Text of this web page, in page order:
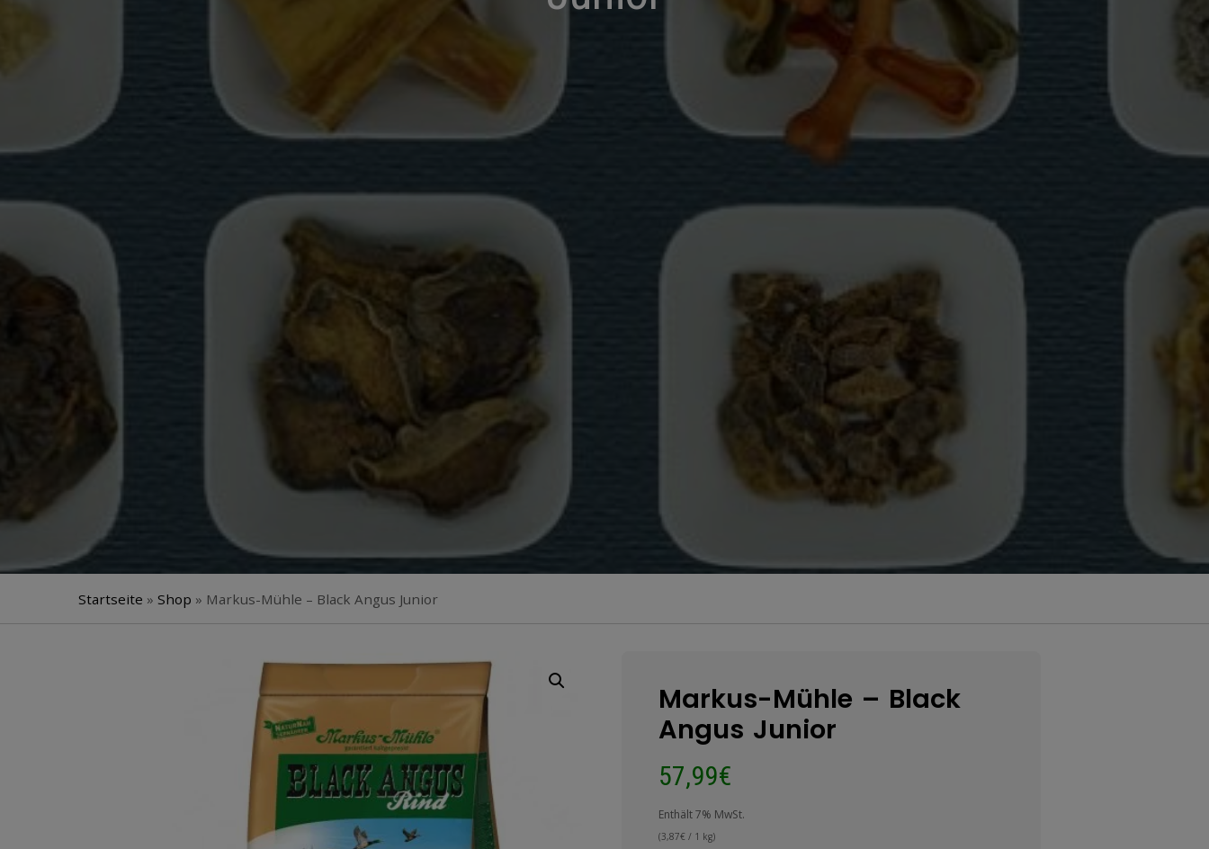
Startseite » Shop » Markus-Mühle – Black Angus Junior
Markus-Mühle – Black
Angus Junior
57,99€
Enthält 7% MwSt.
(3,87€ / 1 kg)